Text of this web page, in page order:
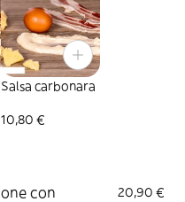
Salsa carbonara
10,80 €
con
20,90 €